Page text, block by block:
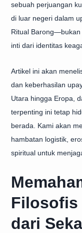
sebuah perjuangan
di luar negeri dalam
Ritual Barong—bukan
inti dari identitas
Artikel ini akan
dan keberhasilan
Utara hingga Eropa,
terpenting ini tetap
berada. Kami akan
hambatan logistik,
spiritual untuk
Filosofis
dari